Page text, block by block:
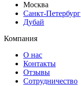
Москва
Санкт-Петербург
Дубай
Компания
О нас
Контакты
Отзывы
Сотрудничество